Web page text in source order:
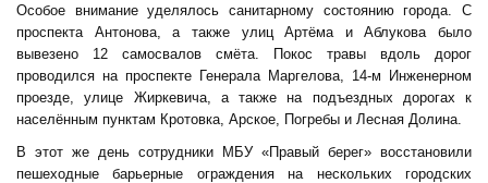
Особое внимание уделялось санитарному состоянию города. С
проспекта Антонова, а также улиц Артёма и Аблукова было
вывезено 12 самосвалов смёта. Покос травы вдоль дорог
проводился на проспекте Генерала Маргелова, 14-м Инженерном
проезде, улице Жиркевича, а также на подъездных дорогах к
населённым пунктам Кротовка, Арское, Погребы и Лесная Долина.
В этот же день сотрудники МБУ «Правый берег» восстановили
пешеходные барьерные ограждения на нескольких городских